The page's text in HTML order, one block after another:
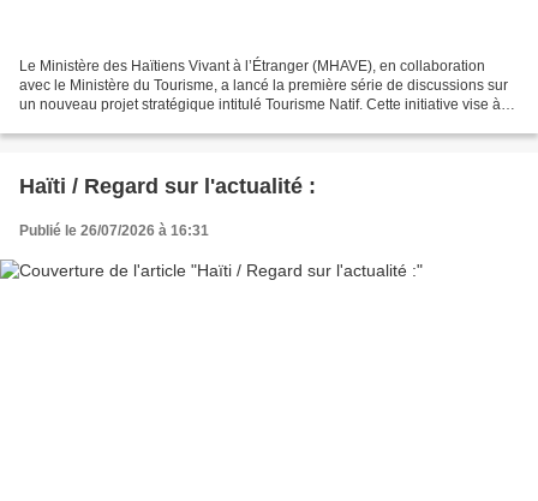
Le Ministère des Haïtiens Vivant à l’Étranger (MHAVE), en collaboration
avec le Ministère du Tourisme, a lancé la première série de discussions sur
un nouveau projet stratégique intitulé Tourisme Natif. Cette initiative vise à
Haïti / Regard sur l'actualité :
Publié le 26/07/2026 à 16:31